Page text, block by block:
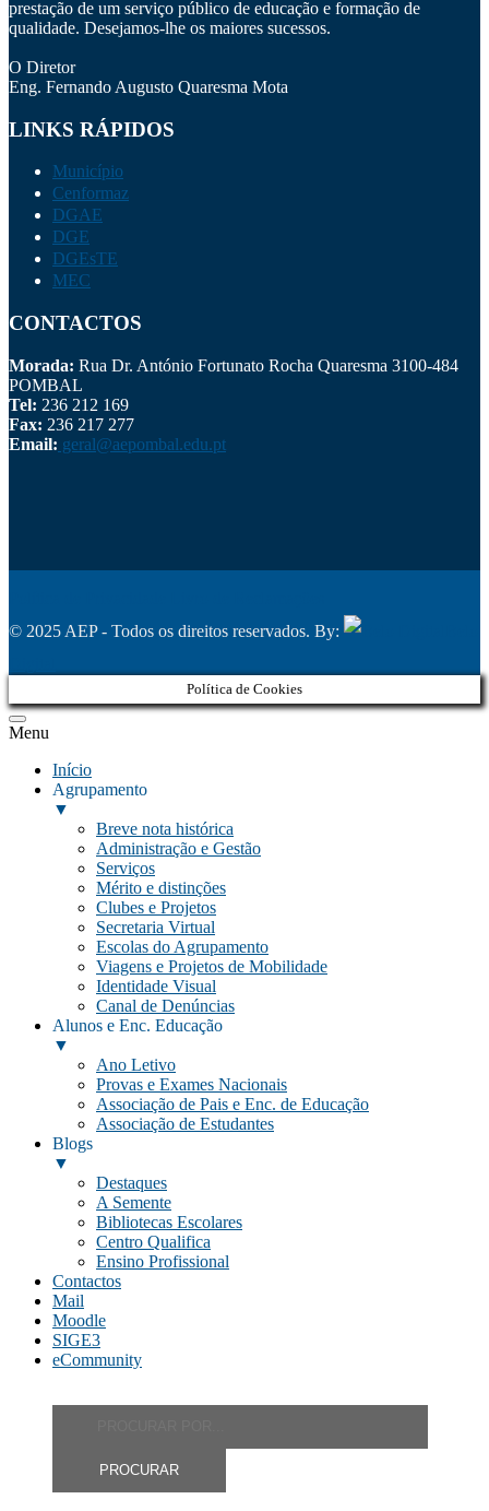
prestação de um serviço público de educação e formação de
qualidade. Desejamos-lhe os maiores sucessos.
O Diretor
Eng. Fernando Augusto Quaresma Mota
LINKS RÁPIDOS
Município
Cenformaz
DGAE
DGE
DGEsTE
MEC
CONTACTOS
Morada: Rua Dr. António Fortunato Rocha Quaresma 3100-484
POMBAL
Tel: 236 212 169
Fax: 236 217 277
Email: geral@aepombal.edu.pt
© 2025 AEP - Todos os direitos reservados. By:
Política de Cookies
Menu
Início
Agrupamento
▼
Breve nota histórica
Administração e Gestão
Serviços
Mérito e distinções
Clubes e Projetos
Secretaria Virtual
Escolas do Agrupamento
Viagens e Projetos de Mobilidade
Identidade Visual
Canal de Denúncias
Alunos e Enc. Educação
▼
Ano Letivo
Provas e Exames Nacionais
Associação de Pais e Enc. de Educação
Associação de Estudantes
Blogs
▼
Destaques
A Semente
Bibliotecas Escolares
Centro Qualifica
Ensino Profissional
Contactos
Mail
Moodle
SIGE3
eCommunity